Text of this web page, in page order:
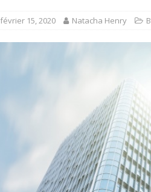
février 15, 2020 Natacha Henry